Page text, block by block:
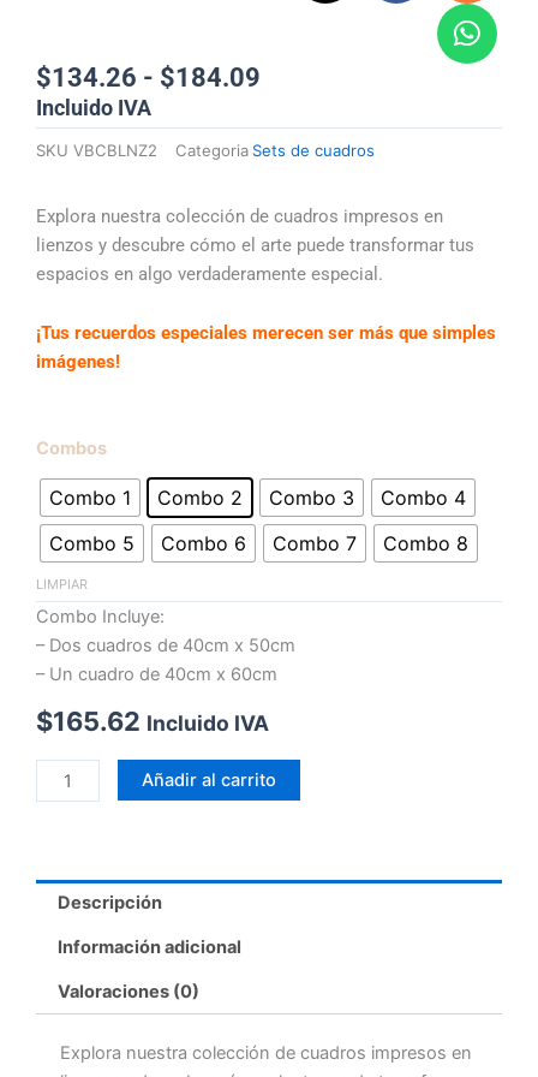
o
s
t
r
a
t
p
$134.26 - $184.09
precios:
desde
hasta
$184.09
Incluido IVA
SKU VBCBLNZ2 Categoria Sets de cuadros
Explora nuestra colección de cuadros impresos en
lienzos y descubre cómo el arte puede transformar tus
espacios en algo verdaderamente especial.
¡Tus recuerdos especiales merecen ser más que simples
imágenes!
Combos
Combo 1 Combo 2 Combo 3
Combo 4
Combo 5
Combo 6 Combo 7 Combo 8
LIMPIAR
Combo Incluye:
– Dos cuadros de 40cm x 50cm
– Un cuadro de 40cm x 60cm
$165.62 Incluido IVA
Set
de
Lienzos
cantidad
Añadir al carrito
Descripción
Información adicional
Valoraciones (0)
Explora nuestra colección de cuadros impresos en